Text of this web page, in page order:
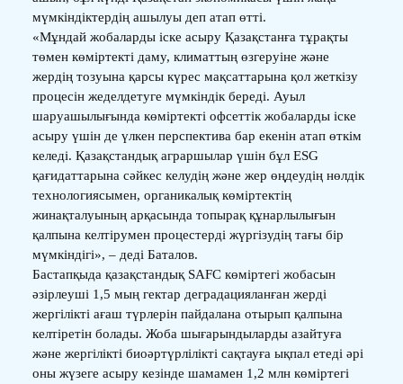
мүмкіндіктердің ашылуы деп атап өтті.
«Мұндай жобаларды іске асыру Қазақстанға тұрақты
төмен көміртекті даму, климаттың өзгеруіне және
жердің тозуына қарсы күрес мақсаттарына қол жеткізу
процесін жеделдетуге мүмкіндік береді. Ауыл
шаруашылығында көміртекті офсеттік жобаларды іске
асыру үшін де үлкен перспектива бар екенін атап өткім
келеді. Қазақстандық аграршылар үшін бұл ESG
қағидаттарына сәйкес келудің және жер өңдеудің нөлдік
технологиясымен, органикалық көміртектің
жинақталуының арқасында топырақ құнарлылығын
қалпына келтірумен процестерді жүргізудің тағы бір
мүмкіндігі», – деді Баталов.
Бастапқыда қазақстандық SAFC көміртегі жобасын
әзірлеуші 1,5 мың гектар деградацияланған жерді
жергілікті ағаш түрлерін пайдалана отырып қалпына
келтіретін болады. Жоба шығарындыларды азайтуға
және жергілікті биоәртүрлілікті сақтауға ықпал етеді әрі
оны жүзеге асыру кезінде шамамен 1,2 млн көміртегі